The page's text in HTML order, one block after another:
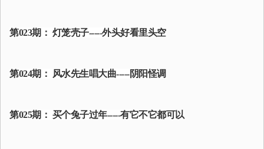
第023期： 灯笼壳子-----外头好看里头空
第024期： 风水先生唱大曲-----阴阳怪调
第025期： 买个兔子过年-----有它不它都可以